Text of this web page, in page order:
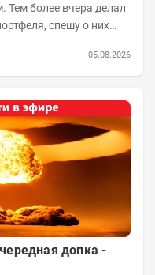
Тем более вчера делал
спешу о них
05.08.2026
допка -